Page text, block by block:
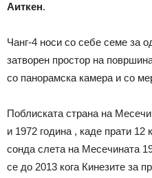
Аиткен.
Чанг-4 носи со себе семе за
затворен простор на
со панорамска камера и со
Поблиската страна на
и 1972 година , каде прати 12
сонда слета на Месечината
се до 2013 кога Кинезите за